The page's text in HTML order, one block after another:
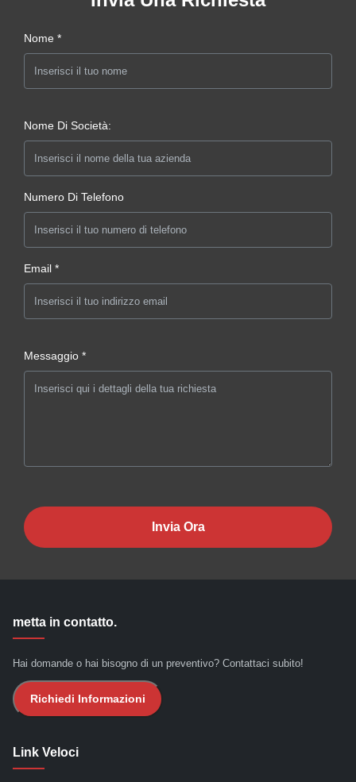
Nome *
Nome Di Società:
Numero Di Telefono
Email *
Messaggio *
Invia Ora
metta in contatto.
Hai domande o hai bisogno di un preventivo? Contattaci subito!
Richiedi Informazioni
Link Veloci